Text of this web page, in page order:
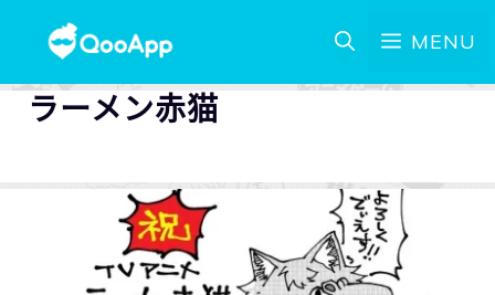
MENU
ラーメン赤猫